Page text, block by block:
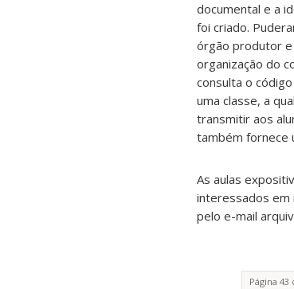
documental e a
foi criado.
órgão produtor e
organização do
consulta o
uma classe, a
transmitir aos
também fornece
As aulas
interessados em
pelo e-mail
Página 43